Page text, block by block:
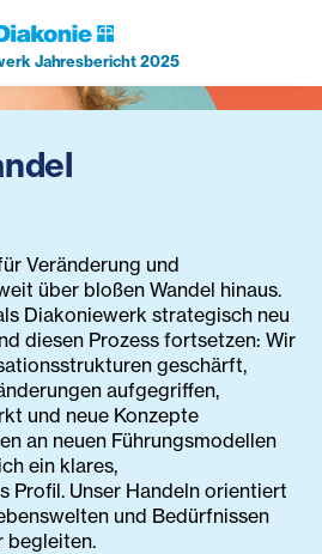
Jahresbericht 2025
Jahr 2025
Veränderung und
über bloßen Wandel hinaus.
Diakoniewerk strategisch neu
diesen Prozess fortsetzen: Wir
geschärft,
aufgegriffen,
und neue Konzepte
an neuen Führungsmodellen
ein klares,
Profil. Unser Handeln orientiert
und Bedürfnissen
begleiten.